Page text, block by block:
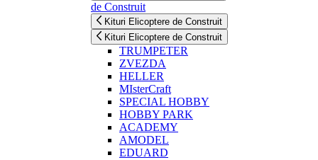
de Construit
Kituri Elicoptere de Construit
Kituri Elicoptere de Construit
TRUMPETER
ZVEZDA
HELLER
MIsterCraft
SPECIAL HOBBY
HOBBY PARK
ACADEMY
AMODEL
EDUARD